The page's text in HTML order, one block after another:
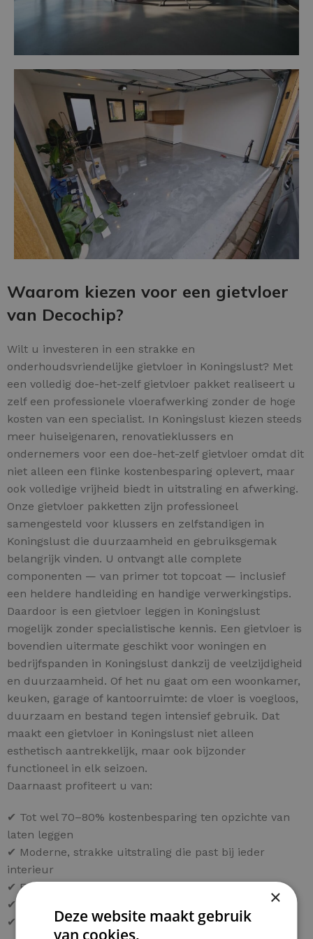
Waarom kiezen voor een gietvloer
van Decochip?
Wilt u investeren in een strakke en
onderhoudsvriendelijke gietvloer in Koningslust? Met
een volledig doe-het-zelf gietvloer pakket realiseert u
zelf een professionele vloerafwerking zonder de hoge
kosten van een specialist. In Koningslust kiezen steeds
meer huiseigenaren, renovatieklussers en
ondernemers voor een doe-het-zelf gietvloer omdat dit
niet alleen een flinke kostenbesparing oplevert, maar
ook volledige vrijheid biedt in uitstraling en afwerking.
Onze gietvloer pakketten zijn professioneel
samengesteld voor klussers en zelfstandigen in
Koningslust die duurzaamheid en gebruiksgemak
belangrijk vinden. U ontvangt alle complete
componenten — van primer tot topcoat — inclusief
een heldere handleiding en handige verwerkingstips.
Daardoor is een gietvloer leggen in Koningslust
mogelijk zonder specialistische kennis. Een gietvloer is
bovendien uitermate geschikt voor woningen en
bedrijfspanden in Koningslust dankzij de veelzijdigheid
en duurzaamheid. Of het nu gaat om een woonkamer,
keuken, garage of kantoorruimte: de vloer is voegloos,
duurzaam en bestand tegen intensief gebruik. Dat
maakt een gietvloer in Koningslust niet alleen
esthetisch aantrekkelijk, maar ook bijzonder
functioneel in elk seizoen.
Daarnaast profiteert u van:
✔ Tot wel 70–80% kostenbesparing ten opzichte van
laten leggen
✔ Moderne, strakke uitstraling die past bij ieder
interieur
✔ Eenvoudig onderhoud en lange levensduur
✔ Keuze uit diverse kleuren en afwerkingen
✔ Persoonlijk advies voor uw project in Koningslust
×
Deze website maakt gebruik
van cookies.